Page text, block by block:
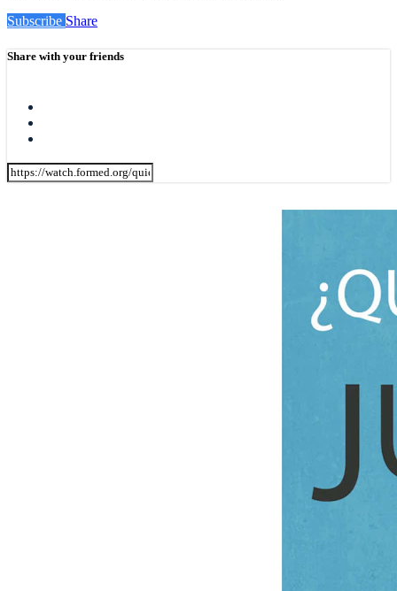
Subscribe Share
Share with your friends